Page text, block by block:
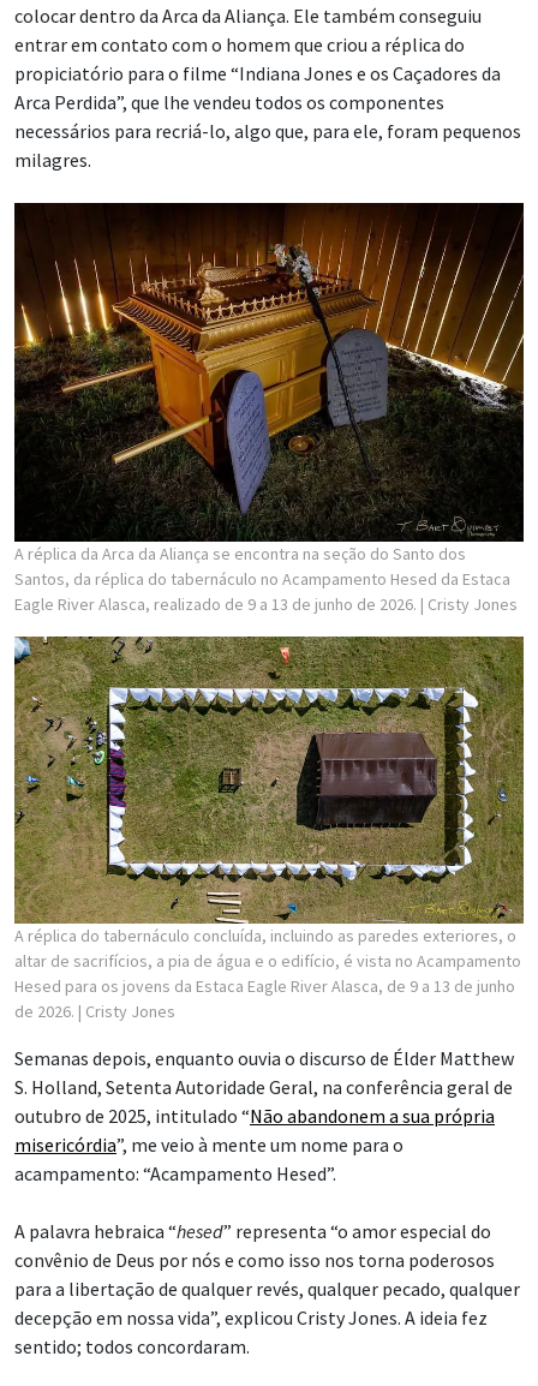
colocar dentro da Arca da Aliança. Ele também conseguiu
entrar em contato com o homem que criou a réplica do
propiciatório para o filme “Indiana Jones e os Caçadores da
Arca Perdida”, que lhe vendeu todos os componentes
necessários para recriá-lo, algo que, para ele, foram pequenos
milagres.
A réplica da Arca da Aliança se encontra na seção do Santo dos
Santos, da réplica do tabernáculo no Acampamento Hesed da Estaca
Eagle River Alasca, realizado de 9 a 13 de junho de 2026. | Cristy Jones
A réplica do tabernáculo concluída, incluindo as paredes exteriores, o
altar de sacrifícios, a pia de água e o edifício, é vista no Acampamento
Hesed para os jovens da Estaca Eagle River Alasca, de 9 a 13 de junho
de 2026. | Cristy Jones
Semanas depois, enquanto ouvia o discurso de Élder Matthew
S. Holland, Setenta Autoridade Geral, na conferência geral de
outubro de 2025, intitulado “Não abandonem a sua própria
misericórdia”, me veio à mente um nome para o
acampamento: “Acampamento Hesed”.
A palavra hebraica “hesed” representa “o amor especial do
convênio de Deus por nós e como isso nos torna poderosos
para a libertação de qualquer revés, qualquer pecado, qualquer
decepção em nossa vida”, explicou Cristy Jones. A ideia fez
sentido; todos concordaram.